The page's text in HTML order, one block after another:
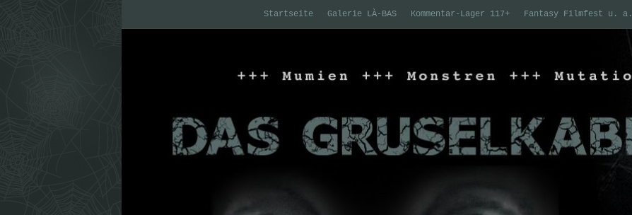
Startseite Galerie LÀ-BAS Kommentar-Lager 117+ Fantasy Filmfest u. a.